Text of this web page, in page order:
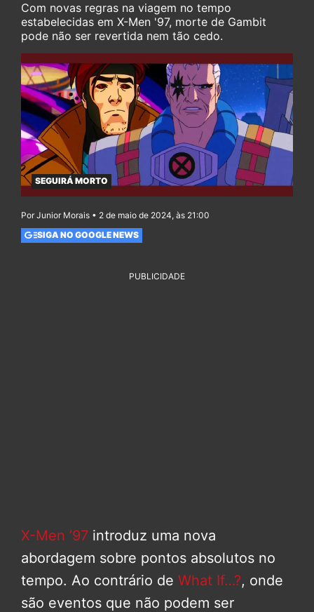
Com novas regras na viagem no tempo
estabelecidas em X-Men '97, morte de Gambit
pode não ser revertida nem tão cedo.
SEGUIRÁ MORTO
Por Junior Morais • 2 de maio de 2024, às 21:00
SIGA NO GOOGLE NEWS
PUBLICIDADE
X-Men ’97 introduz uma nova
abordagem sobre pontos absolutos no
tempo. Ao contrário de What If…?, onde
são eventos que não podem ser